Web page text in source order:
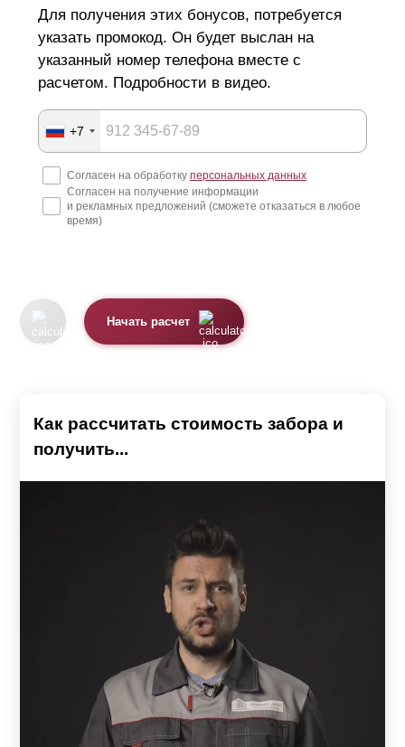
Для получения этих бонусов, потребуется
указать промокод. Он будет выслан на
указанный номер телефона вместе с
расчетом. Подробности в видео.
+7
Согласен на обработку персональных данных
Согласен на получение информации
и рекламных предложений (сможете отказаться в любое
время)
Начать расчет
Как рассчитать стоимость забора и
получить...